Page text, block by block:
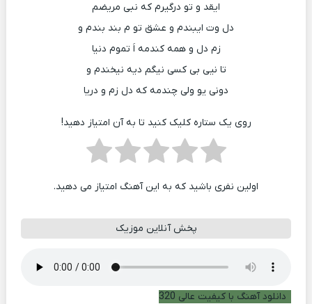
ایقد و تو درگیرم که نبی مریضم
دل وت ایبندم و عشق تو م بند بندم و
زم دل و همه کندمه اَ تموم دنیا
تا نیی بی کسی نیگم دیه نیخندم و
دونی یو ولی چندمه که دل زم و دریا
روی یک ستاره کلیک کنید تا به آن امتیاز دهید!
اولین نفری باشید که به این آهنگ امتیاز می دهید.
پخش آنلاین موزیک
دانلود آهنگ با کیفیت عالی 320